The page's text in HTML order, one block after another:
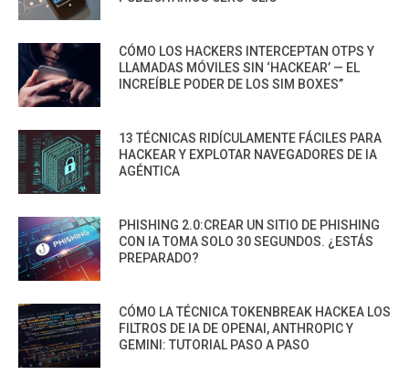
CÓMO LOS HACKERS INTERCEPTAN OTPS Y
LLAMADAS MÓVILES SIN ‘HACKEAR’ — EL
INCREÍBLE PODER DE LOS SIM BOXES”
13 TÉCNICAS RIDÍCULAMENTE FÁCILES PARA
HACKEAR Y EXPLOTAR NAVEGADORES DE IA
AGÉNTICA
PHISHING 2.0:CREAR UN SITIO DE PHISHING
CON IA TOMA SOLO 30 SEGUNDOS. ¿ESTÁS
PREPARADO?
CÓMO LA TÉCNICA TOKENBREAK HACKEA LOS
FILTROS DE IA DE OPENAI, ANTHROPIC Y
GEMINI: TUTORIAL PASO A PASO